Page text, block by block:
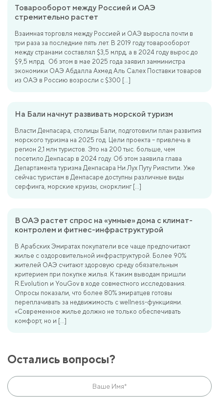
Товарооборот между Россией и ОАЭ
стремительно растет
Взаимная торговля между Россией и ОАЭ выросла почти в
три раза за последние пять лет. В 2019 году товарооборот
между странами составлял $3,5 млрд, а в 2024 году вырос до
$9,5 млрд. Об этом в мае 2025 года заявил замминистра
экономики ОАЭ Абдалла Ахмед Аль Салех Поставки товаров
из ОАЭ в Россию возросли с $300 […]
На Бали начнут развивать морской туризм
Власти Денпасара, столицы Бали, подготовили план развития
морского туризма на 2025 год. Цели проекта – привлечь в
регион 2,1 млн туристов. Это на 200 тыс. больше, чем
посетило Денпасар в 2024 году. Об этом заявила глава
Департамента туризма Денпасара Ни Лух Путу Риястити. Уже
сейчас туристам в Денпасаре доступны различные виды
серфинга, морские круизы, снорклинг […]
В ОАЭ растет спрос на «умные» дома с климат-
контролем и фитнес-инфраструктурой
В Арабских Эмиратах покупатели все чаще предпочитают
жилье с оздоровительной инфраструктурой. Более 90%
жителей ОАЭ считают здоровую среду обязательным
критерием при покупке жилья. К таким выводам пришли
R.Evolution и YouGov в ходе совместного исследования.
Опросы показали, что более 80% эмиратцев готовы
переплачивать за недвижимость с wellness-функциями.
«Современное жилье должно не только обеспечивать
комфорт, но и […]
Остались вопросы?